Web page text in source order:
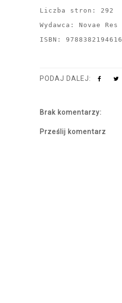
Liczba stron: 292
Wydawca: Novae Res
ISBN: 9788382194616
PODAJ DALEJ:
Brak komentarzy:
Prześlij komentarz